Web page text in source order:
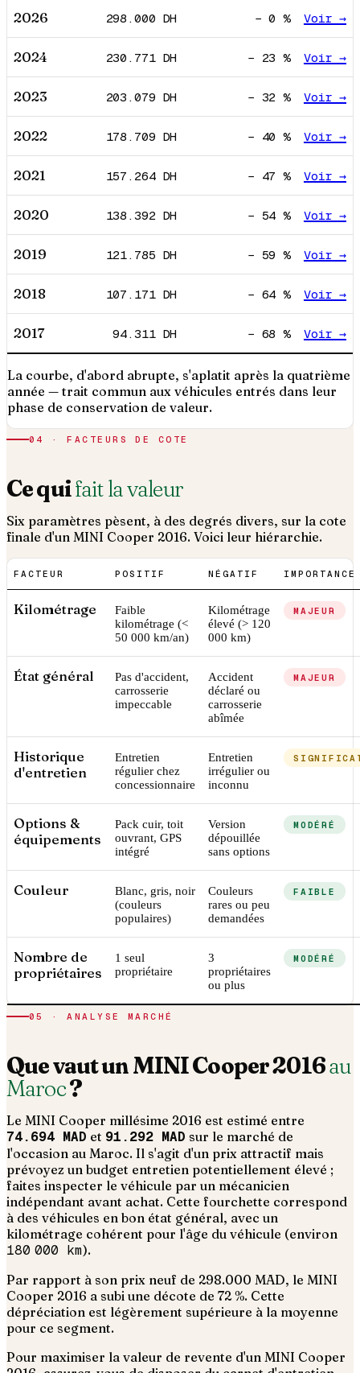
2026 298.000 DH −0 % Voir →
2024 230.771DH − 23 % Voir →
2023 203.079 DH − 32 % Voir →
2022 178.709 DH − 40 % Voir →
2021 157.264DH − 47 % Voir →
2020 138.392 DH − 54 % Voir →
2019 121.785 DH − 59 % Voir →
2018 107.171DH − 64 % Voir →
2017 94.311DH − 68 % Voir →
La courbe, d'abord abrupte, s'aplatit après la quatrième
année — trait commun aux véhicules entrés dans leur
phase de conservation de valeur.
04 · FACTEURS DE COTE
Ce quifait la valeur
Six paramètres pèsent, à des degrés divers, sur la cote
finale d'un MINI Cooper 2016. Voici leur hiérarchie.
FACTEUR POSITIF NÉGATIF IMPORTANCE
Kilométrage
Faible
kilométrage (<
50 000 km/an)
Kilométrage
élevé (> 120
000 km)
MAJEUR
État général
Pas d'accident,
carrosserie
impeccable
Accident
déclaré ou
carrosserie
abîmée
MAJEUR
Historique
d'entretien
Entretien
régulier chez
concessionnaire
Entretien
irrégulier ou
inconnu
Options &
équipements
Pack cuir, toit
ouvrant, GPS
intégré
Version
dépouillée
sans options
MODÉRÉ
Couleur
Blanc, gris, noir
(couleurs
populaires)
Couleurs
rares ou peu
demandées
FAIBLE
Nombre de
propriétaires
1 seul
propriétaire
3
propriétaires
ou plus
MODÉRÉ
05 · ANALYSE MARCHÉ
Que vaut unMINICooper2016au
Maroc?
Le MINI Cooper millésime 2016 est estimé entre
74.694 MAD et 91.292 MAD sur le marché de
l'occasion au Maroc. Il s'agit d'un prix attractif mais
prévoyez un budget entretien potentiellement élevé ;
faites inspecter le véhicule par un mécanicien
indépendant avant achat. Cette fourchette correspond
à des véhicules en bon état général, avec un
kilométrage cohérent pour l'âge du véhicule (environ
180 000 km).
Par rapport à son prix neuf de 298.000 MAD, le MINI
Cooper 2016 a subi une décote de 72 %. Cette
dépréciation est légèrement supérieure à la moyenne
pour ce segment.
Pour maximiser la valeur de revente d'un MINI Cooper